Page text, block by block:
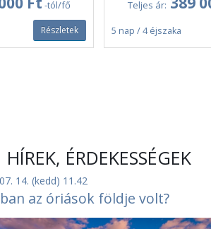
-tól/fő
Részletek
Teljes ár:
5 nap / 4 éjszaka
HÍREK, ÉRDEKESSÉGEK
14. (kedd) 11.42
az óriások földje volt?